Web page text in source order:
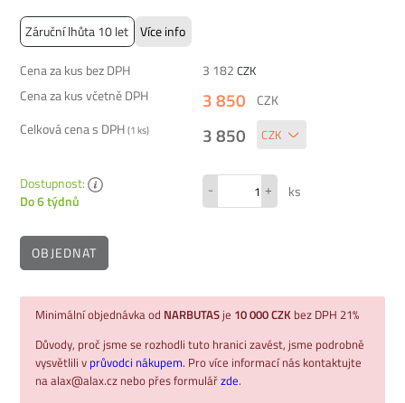
Záruční lhůta 10 let Více info
Cena za kus bez DPH 3 182 CZK
Cena za kus včetně DPH
3 850
CZK
Celková cena s DPH(1ks) 3 850
Dostupnost:
Do 6 týdnů
- + ks
OBJEDNAT
Minimální objednávka od NARBUTASje 10 000 CZK bez DPH 21%
Důvody, proč jsme se rozhodli tuto hranici zavést, jsme podrobně
vysvětlili v průvodci nákupem. Pro více informací nás kontaktujte
na alax@alax.cz nebo přes formulářzde.